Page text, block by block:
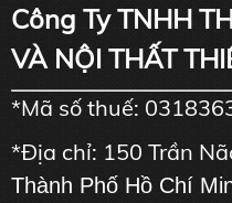
Công Ty TNHH
VÀ NỘI THẤT
*Mã số thuế:
*Địa chỉ: 150 Trần
Thành Phố Hồ Chí